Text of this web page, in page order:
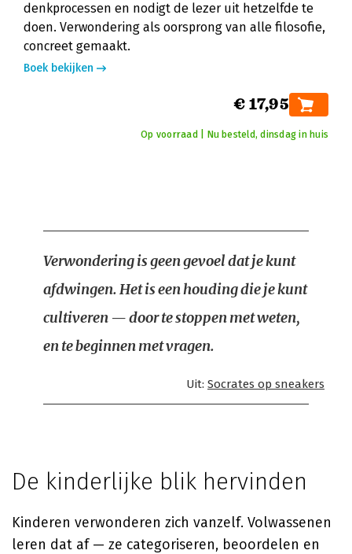
denkprocessen en nodigt de lezer uit hetzelfde te
doen. Verwondering als oorsprong van alle filosofie,
concreet gemaakt.
Boek bekijken
€ 17,95
Op voorraad | Nu besteld, dinsdag in huis
Verwondering is geen gevoel dat je kunt
afdwingen. Het is een houding die je kunt
cultiveren — door te stoppen met weten,
en te beginnen met vragen.
Uit: Socrates op sneakers
De kinderlijke blik hervinden
Kinderen verwonderen zich vanzelf. Volwassenen
leren dat af — ze categoriseren, beoordelen en